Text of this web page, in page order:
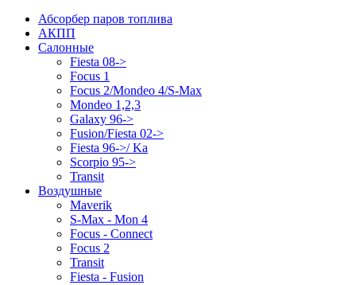
Абсорбер паров топлива
АКПП
Салонные
Fiesta 08->
Focus 1
Focus 2/Mondeo 4/S-Max
Mondeo 1,2,3
Galaxy 96->
Fusion/Fiesta 02->
Fiesta 96->/ Ka
Scorpio 95->
Transit
Воздушные
Maverik
S-Max - Mon 4
Focus - Connect
Focus 2
Transit
Fiesta - Fusion